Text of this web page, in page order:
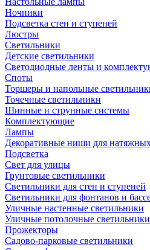
Ночники
Подсветка стен и ступеней
Люстры
Светильники
Детские светильники
Светодиодные ленты и
Споты
Торшеры и напольные
Точечные светильники
Шинные и струнные системы
Комплектующие
Лампы
Декоративные ниши для
Подсветка
Свет для улицы
Грунтовые светильники
Светильники для стен и ступеней
Светильники для фонтанов и
Уличные настенные светильники
Уличные потолочные светильники
Прожекторы
Садово-парковые светильники